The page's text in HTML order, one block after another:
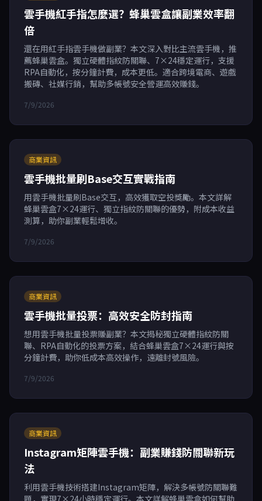
雲手機紅手指怎麼選？蜂巢雲盒讓副業效率翻
倍
還在用紅手指雲手機做副業？本文深入對比主流雲手機，推
薦蜂巢雲盒。獨立硬體指紋防關聯、7×24穩定運行，支援
RPA自動化，按分鐘計費，成本更低。適合跨境電商、遊戲
搬磚、社媒行銷，幫助多帳號安全營運高效賺錢。
7/9/2026
商業資訊
雲手機批量刷Base交互實戰指南
用雲手機批量刷Base交互，高效獲取空投獎勵。本文詳解
蜂巢雲盒7×24運行、獨立指紋防關聯的優勢，附成本收益
測算，助你副業輕鬆增收。
7/9/2026
商業資訊
雲手機批量投票：高效安全防封指南
想用雲手機批量投票賺副業？本文揭秘獨立硬體指紋防關
聯、RPA自動化的投票方案，結合蜂巢雲盒7×24運行與按
分鐘計費，助你低成本高效操作，遠離封號風險。
7/9/2026
商業資訊
Instagram矩陣雲手機：副業賺錢防關聯新玩
法
利用雲手機技術搭建Instagram矩陣，解決多帳號防關聯難
題，實現7×24小時穩定運行。本文詳解蜂巢雲盒如何幫助